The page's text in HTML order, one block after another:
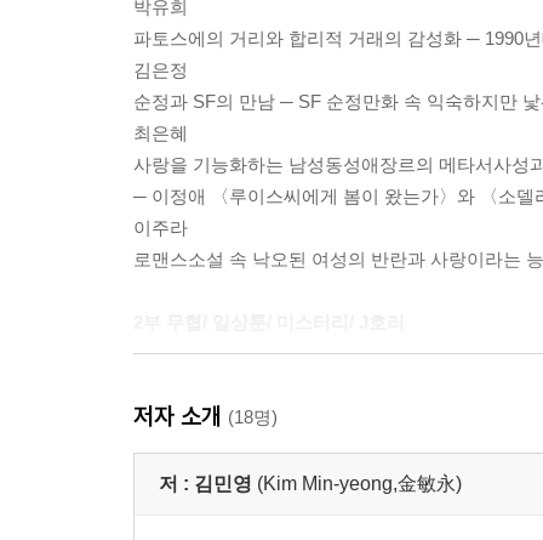
박유희
파토스에의 거리와 합리적 거래의 감성화 ─ 1990
김은정
순정과 SF의 만남 ─ SF 순정만화 속 익숙하지만
최은혜
사랑을 기능화하는 남성동성애장르의 메타서사성
─ 이정애 〈루이스씨에게 봄이 왔는가〉와 〈소델
이주라
로맨스소설 속 낙오된 여성의 반란과 사랑이라는
종이에서 ‘플랫폼’까지 ─ 한국의 신무협
박재연
일상을 이야기하는 웹 만화의 탄생
저자 소개 (18명)
저 : 김민영 (Kim Min-yeong,金敏永)